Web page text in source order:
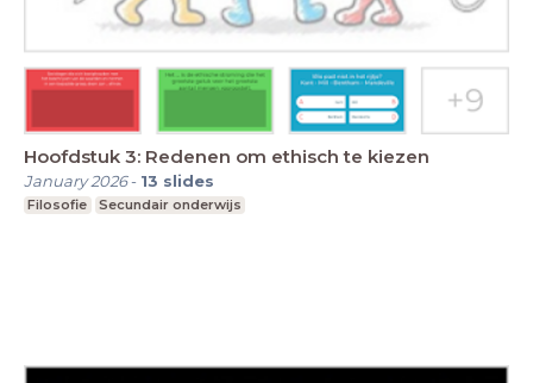
Hoofdstuk 3: Redenen om ethisch te kiezen
January 2026- 13 slides
Filosofie Secundair onderwijs